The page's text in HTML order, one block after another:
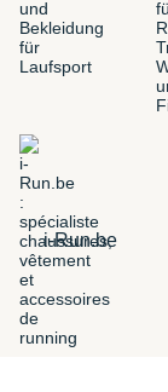
i-Run.be